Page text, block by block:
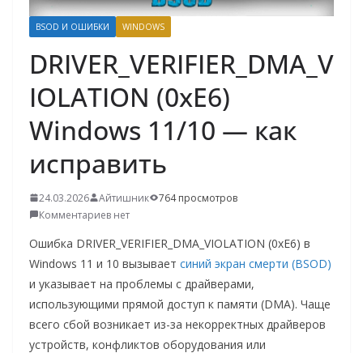
BSOD И ОШИБКИ WINDOWS
DRIVER_VERIFIER_DMA_V
IOLATION (0xE6)
Windows 11/10 — как
исправить
24.03.2026 Айтишник
764 просмотров
Комментариев нет
Ошибка DRIVER_VERIFIER_DMA_VIOLATION (0xE6) в
Windows 11 и 10 вызывает синий экран смерти (BSOD)
и указывает на проблемы с драйверами,
использующими прямой доступ к памяти (DMA). Чаще
всего сбой возникает из-за некорректных драйверов
устройств, конфликтов оборудования или